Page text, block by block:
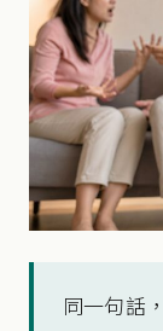
同一句話